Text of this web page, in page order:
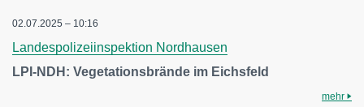
02.07.2025 – 10:16
Landespolizeiinspektion Nordhausen
LPI-NDH: Vegetationsbrände im Eichsfeld
mehr